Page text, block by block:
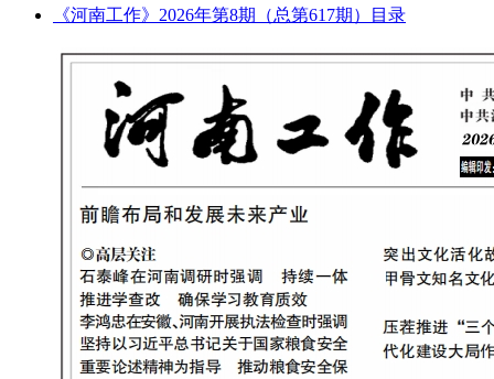
《河南工作》2026年第8期（总第617期）目录